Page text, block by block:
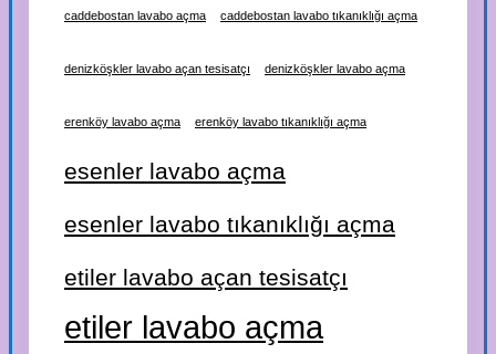
caddebostan lavabo açma caddebostan lavabo tıkanıklığı açma
denizköşkler lavabo açan tesisatçı denizköşkler lavabo açma
erenköy lavabo açma erenköy lavabo tıkanıklığı açma
esenler lavabo açma
esenler lavabo tıkanıklığı açma
etiler lavabo açan tesisatçı
etiler lavabo açma